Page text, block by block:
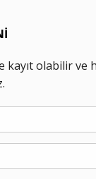
İşletme
planlı